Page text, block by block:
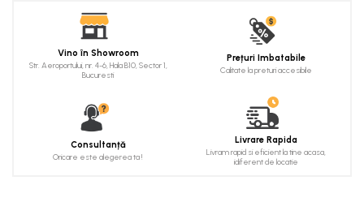
Panouri decorative
Cadru de arc
Șeminee decorative
Panouri pentru tavan
Vino în Showroom
Str. Aeroportului, nr. 4-6, Hala B10, Sector 1,
Bucuresti
Prețuri Imbatabile
Calitate la preturi accesibile
Consultanță
Oricare este alegerea ta !
Livrare Rapida
Livram rapid si eficient la tine acasa,
idiferent de locatie